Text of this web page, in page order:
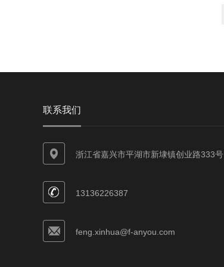
联系我们
浙江省嘉兴市平湖市新埭镇创业路333号
13136226387
feng.xinhua@f-anyou.com